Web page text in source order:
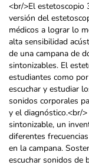
<br/>El
versión del
médicos a lograr lo
alta sensibilidad
de una campana de
sintonizables. El
estudiantes como
escuchar y estudiar
sonidos corporales
y el diagnóstico.<br/>
sintonizable, un
diferentes
en la campana.
escuchar sonidos de